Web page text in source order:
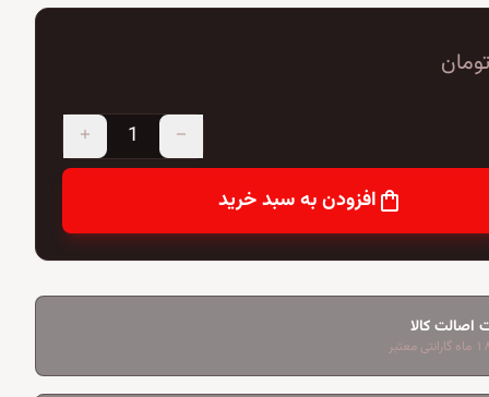
تومان
remove
add
shopping_bagافزودن به سبد خرید
اصالت کالا